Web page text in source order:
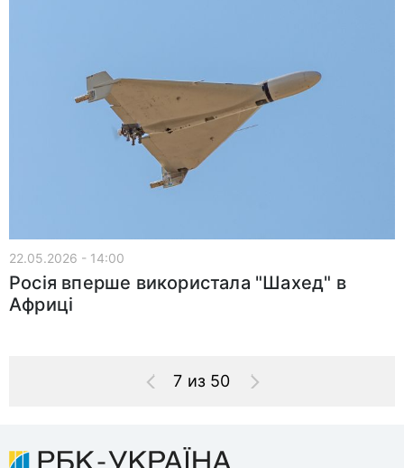
22.05.2026 - 14:00
Росія вперше використала "Шахед" в
Африці
7 из 50